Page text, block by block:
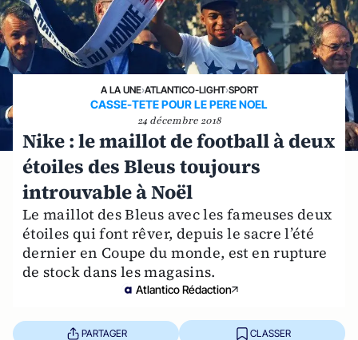
A LA UNE›ATLANTICO-LIGHT›SPORT
CASSE-TETE POUR LE PERE NOEL
24 décembre 2018
Nike : le maillot de football à deux
étoiles des Bleus toujours
introuvable à Noël
Le maillot des Bleus avec les fameuses deux
étoiles qui font rêver, depuis le sacre l’été
dernier en Coupe du monde, est en rupture
de stock dans les magasins.
Atlantico Rédaction
PARTAGER CLASSER